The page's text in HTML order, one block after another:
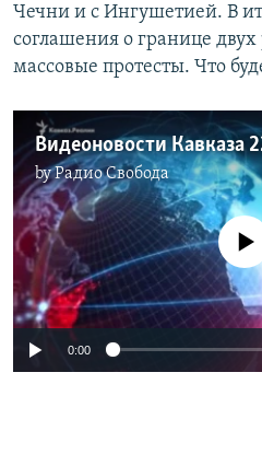
Чечни и с Ингушетией. В
соглашения о границе
массовые протесты. Что
Видеоновости Кавказа
byРадио Свобода
No media source
0:00